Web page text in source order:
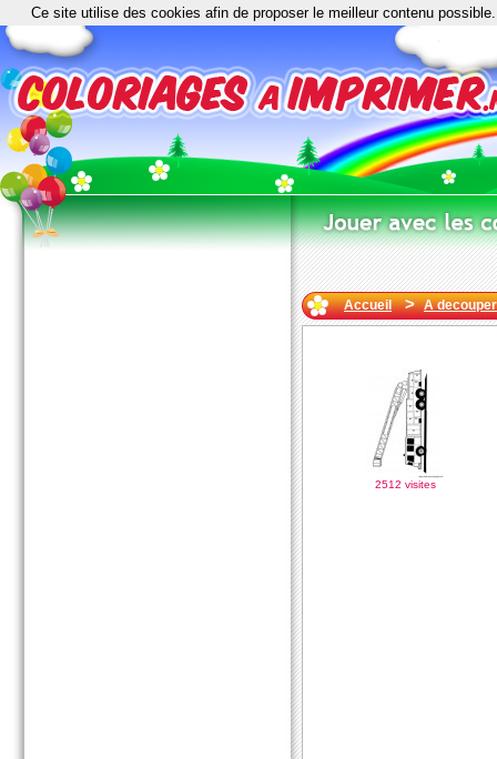
Accueil>A decouper
2512 visites
Ce site utilise des cookies afin de proposer le meilleur contenu